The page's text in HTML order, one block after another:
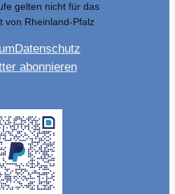
gelten nicht für das
von Rheinland-Pfalz
Datenschutz
abonnieren